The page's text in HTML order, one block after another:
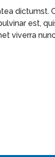
dictumst.
est,
viverra